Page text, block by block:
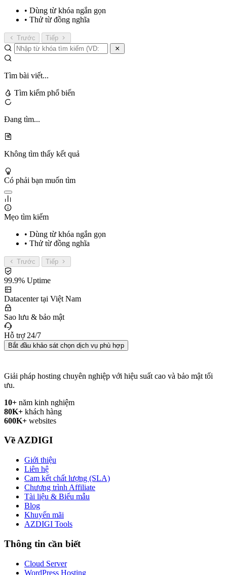
• Dùng từ khóa ngắn gọn
• Thử từ đồng nghĩa
Trước Tiếp
Tìm bài viết...
Tìm kiếm phổ biến
Đang tìm...
Không tìm thấy kết quả
Có phải bạn muốn tìm
Mẹo tìm kiếm
• Dùng từ khóa ngắn gọn
• Thử từ đồng nghĩa
Trước Tiếp
99.9% Uptime
Datacenter tại Việt Nam
Sao lưu & bảo mật
Hỗ trợ 24/7
Bắt đầu khảo sát chọn dịch vụ phù hợp
Giải pháp hosting chuyên nghiệp với hiệu suất cao và bảo mật tối
ưu.
10+ năm kinh nghiệm
80K+ khách hàng
600K+ websites
Về AZDIGI
Giới thiệu
Liên hệ
Cam kết chất lượng (SLA)
Chương trình Affiliate
Tài liệu & Biểu mẫu
Blog
Khuyến mãi
AZDIGI Tools
Thông tin cần biết
Cloud Server
WordPress Hosting